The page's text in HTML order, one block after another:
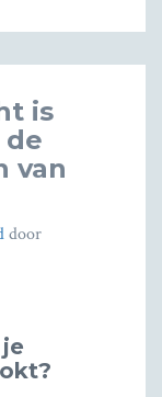
is
de
van
door